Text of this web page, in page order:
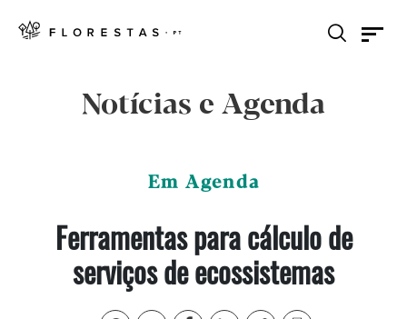
Notícias e Agenda
Em Agenda
Ferramentas para cálculo de
serviços de ecossistemas